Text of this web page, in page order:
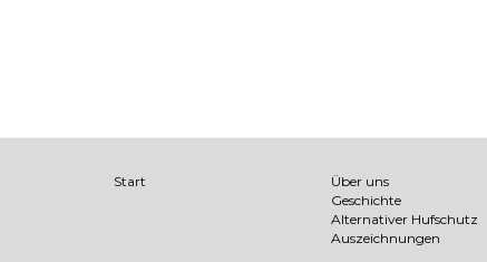
Start
Über uns
Geschichte
Alternativer Hufschutz
Auszeichnungen